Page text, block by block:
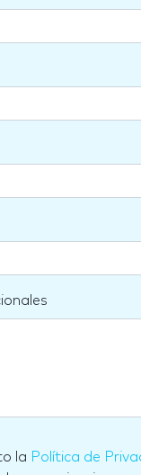
la Política de